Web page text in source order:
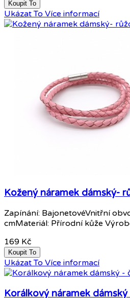
Koupit To
Ukázat To Více informací
Kožený náramek dámský-
Zapínání: BajonetovéVnitřní
cmMateriál: Přírodní kůže
169 Kč
Koupit To
Ukázat To Více informací
Korálkový náramek